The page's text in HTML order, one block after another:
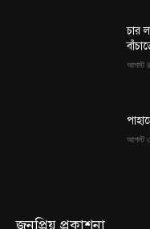
চার
আগস্ট
আগস্ট
জনপ্রিয় প্রকাশনা